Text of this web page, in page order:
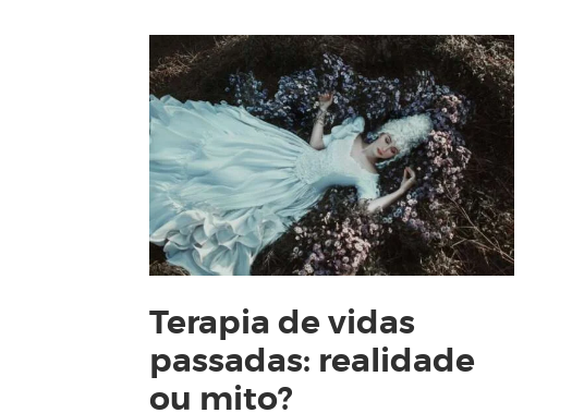
Terapia de vidas
passadas: realidade
ou mito?